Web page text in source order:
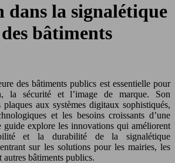
dans la signalétique
bâtiments
la sécurité et l’image de marque. Son
aux systèmes digitaux sophistiqués,
et les besoins croissants d’une
guide explore les innovations qui améliorent
et la durabilité de la signalétique
sur les solutions pour les mairies, les
autres bâtiments publics.